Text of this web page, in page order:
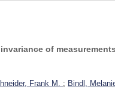
of
Frank M. ; Bindl,